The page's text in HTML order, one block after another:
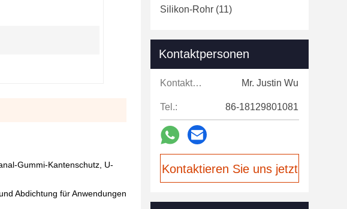
Gummi-Kantenschutz, U-
Abdichtung für Anwendungen
Silikon-Rohr (11)
Kontaktpersonen
Kontaktpersonen: Mr. Justin Wu
Tel.: 86-18129801081
Kontaktieren Sie uns jetzt